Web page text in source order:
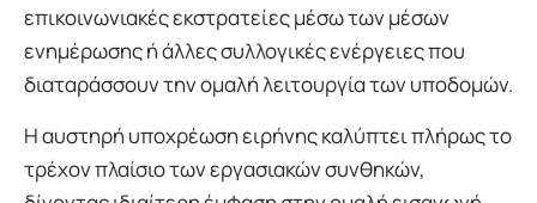
επικοινωνιακές εκστρατείες μέσω των μέσων
ενημέρωσης ή άλλες συλλογικές ενέργειες που
διαταράσσουν την ομαλή λειτουργία των υποδομών.
Η αυστηρή υποχρέωση ειρήνης καλύπτει πλήρως το
τρέχον πλαίσιο των εργασιακών συνθηκών,